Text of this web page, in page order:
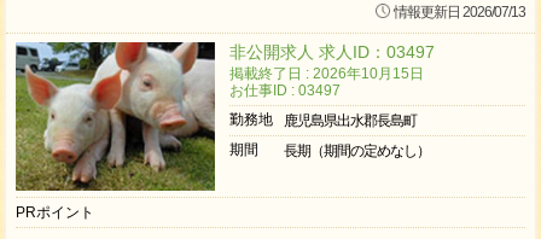
情報更新日 2026/07/13
非公開求人 求人ID：03497
掲載終了日 : 2026年10月15日
お仕事ID : 03497
勤務地
鹿児島県出水郡長島町
期間
長期（期間の定めなし）
PRポイント